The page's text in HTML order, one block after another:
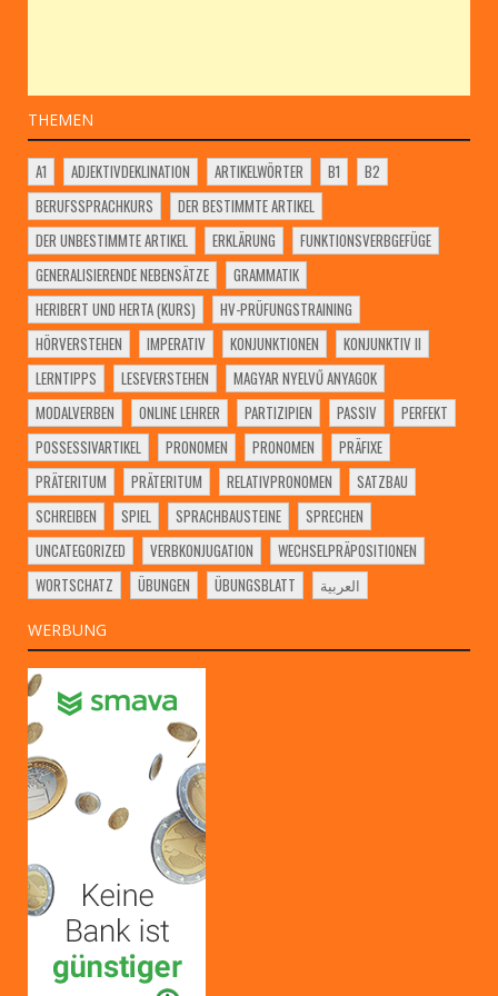
THEMEN
A1 ADJEKTIVDEKLINATION ARTIKELWÖRTER B1
B2
BERUFSSPRACHKURS
DER BESTIMMTE ARTIKEL
DER UNBESTIMMTE ARTIKEL
ERKLÄRUNG
FUNKTIONSVERBGEFÜGE
GENERALISIERENDE NEBENSÄTZE
GRAMMATIK
HERIBERT UND HERTA (KURS)
HV-PRÜFUNGSTRAINING
HÖRVERSTEHEN
IMPERATIV KONJUNKTIONEN
KONJUNKTIV II
LERNTIPPS
LESEVERSTEHEN
MAGYAR NYELVŰ ANYAGOK
MODALVERBEN
ONLINE LEHRER PARTIZIPIEN PASSIV
PERFEKT
POSSESSIVARTIKEL
PRONOMEN PRONOMEN
PRÄFIXE
PRÄTERITUM
PRÄTERITUM RELATIVPRONOMEN
SATZBAU
SCHREIBEN
SPIEL SPRACHBAUSTEINE
SPRECHEN
UNCATEGORIZED
VERBKONJUGATION
WECHSELPRÄPOSITIONEN
WORTSCHATZ
ÜBUNGEN ÜBUNGSBLATT العربية
WERBUNG